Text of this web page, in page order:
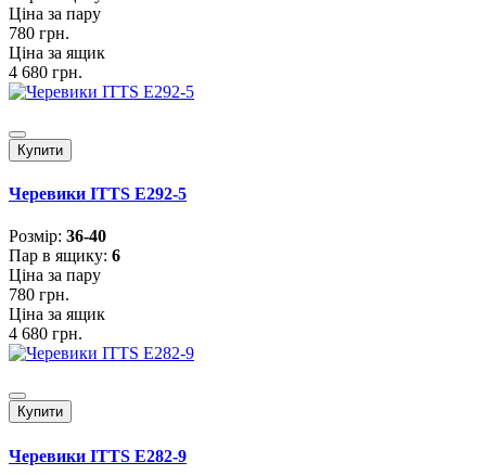
Ціна за пару
780 грн.
Ціна за ящик
4 680 грн.
Купити
Черевики ITTS E292-5
Розмiр: 36-40
Пар в ящику: 6
Ціна за пару
780 грн.
Ціна за ящик
4 680 грн.
Купити
Черевики ITTS E282-9